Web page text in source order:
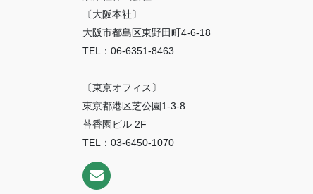
〔大阪本社〕
大阪市都島区東野田町4-6-18
TEL：06-6351-8463
〔東京オフィス〕
東京都港区芝公園1-3-8
苔香園ビル 2F
TEL：03-6450-1070